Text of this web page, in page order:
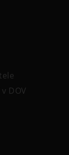
DOV